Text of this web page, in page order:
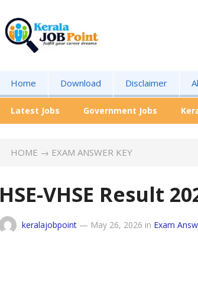
Home Download Disclaimer
Latest Jobs Government Jobs
HOME → EXAM ANSWER KEY
HSE-VHSE Result
keralajobpoint — May 26, 2026 in Exam